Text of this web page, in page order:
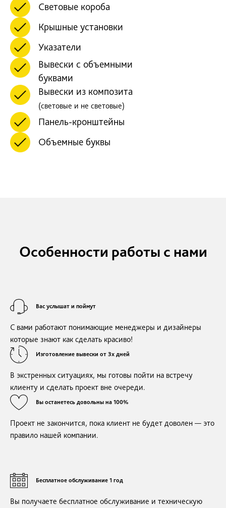
Световые короба
Крышные установки
Указатели
Вывески с объемными
буквами
Вывески из композита
(световые и не световые)
Панель-кронштейны
Объемные буквы
Особенности работы с нами
Вас услышат и поймут
С вами работают понимающие менеджеры и дизайнеры
которые знают как сделать красиво!
Изготовление вывески от 3х дней
В экстренных ситуациях, мы готовы пойти на встречу
клиенту и сделать проект вне очереди.
Вы останетесь довольны на 100%
Проект не закончится, пока клиент не будет доволен — это
правило нашей компании.
Бесплатное обслуживание 1 год
Вы получаете бесплатное обслуживание и техническую